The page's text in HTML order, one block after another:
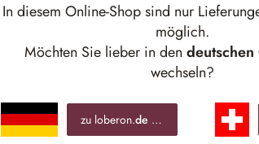
In diesem Online-Shop sind nur
möglich.
Möchten Sie lieber in den
wechseln?
zu loberon.de